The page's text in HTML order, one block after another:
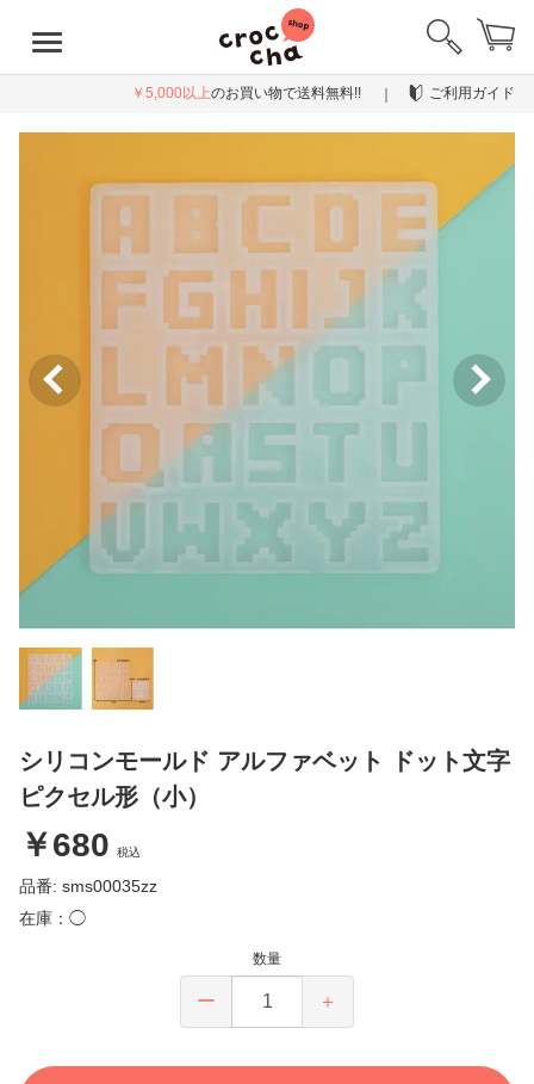
￥5,000以上のお買い物で送料無料!! ご利用ガイド
シリコンモールド アルファベット ドット文字
ピクセル形（小）
￥680 税込
品番: sms00035zz
在庫：◯
数量
ー ＋